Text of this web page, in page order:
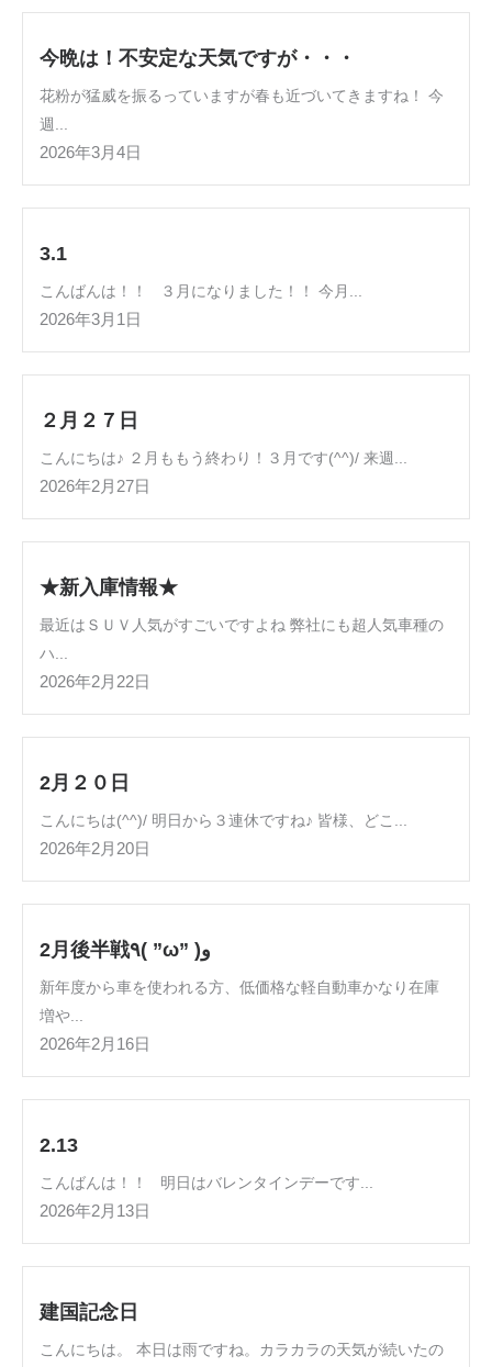
今晩は！不安定な天気ですが・・・
花粉が猛威を振るっていますが春も近づいてきますね！ 今
週...
2026年3月4日
3.1
こんばんは！！ ３月になりました！！ 今月...
2026年3月1日
２月２７日
こんにちは♪ ２月ももう終わり！３月です(^^)/ 来週...
2026年2月27日
★新入庫情報★
最近はＳＵＶ人気がすごいですよね 弊社にも超人気車種の
ハ...
2026年2月22日
2月２０日
こんにちは(^^)/ 明日から３連休ですね♪ 皆様、どこ...
2026年2月20日
2月後半戦٩( ”ω” )و
新年度から車を使われる方、低価格な軽自動車かなり在庫
増や...
2026年2月16日
2.13
こんばんは！！ 明日はバレンタインデーです...
2026年2月13日
建国記念日
こんにちは。 本日は雨ですね。カラカラの天気が続いたの